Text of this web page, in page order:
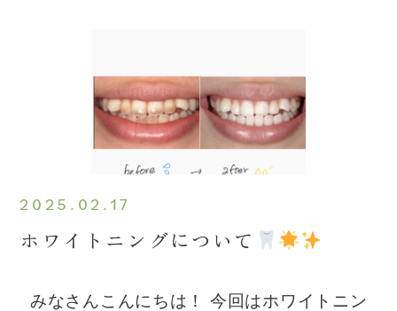
2025.02.17
ホワイトニングについて
みなさんこんにちは！ 今回はホワイトニン